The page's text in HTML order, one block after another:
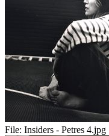
File: Insiders - Petres 4.jpg